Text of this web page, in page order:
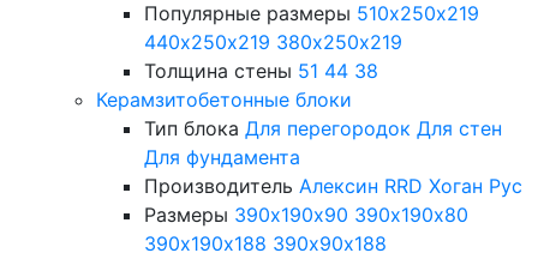
Популярные размеры 510х250х219
440х250х219 380х250х219
Толщина стены 51 44 38
Керамзитобетонные блоки
Тип блока Для перегородок Для стен
Для фундамента
Производитель Алексин RRD Хоган Рус
Размеры 390х190х90 390х190х80
390х190х188 390х90х188